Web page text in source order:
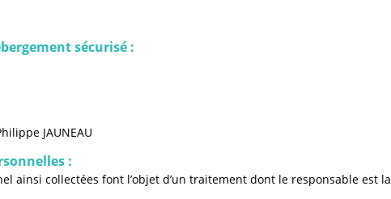
sécurisé :
JAUNEAU
:
ainsi collectées font l’objet d’un traitement dont le responsable est la